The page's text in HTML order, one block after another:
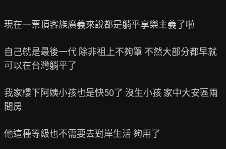
現在一票頂客族廣義來說都是躺平享樂主義了啦
自己就是最後一代 除非祖上不夠罩 不然大部分都早就
可以在台灣躺平了
我家樓下阿姨小孩也是快50了 沒生小孩 家中大安區兩
間房
他這種等級也不需要去對岸生活 夠用了